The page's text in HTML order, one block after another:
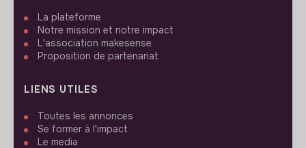
La plateforme
Notre mission et notre impact
L'association makesense
Proposition de partenariat
LIENS UTILES
Toutes les annonces
Se former à l'impact
Le media